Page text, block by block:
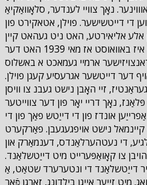
נאָך צוויי לענדער, סלאָוואַקיאַ
די דייטשישער. פוילן, אטאקירט פון
אלע אליאירטע, האט ניט געהאט קיין
שאנס זיך צו פארטיידיקן. היינט איז באוואוסט אז מאי 1939 האט דער
ארמיי געמאכט א באשלוס
דער דייטשער אגרעסיע קעגן פוילן.
זיי האָבן נישט געבנ צו וויסן
פּלאַנז, נאָך דריי יאָר פון דער צווייטער
אונדז פון די דייַטש פאַך פון די
קיינמאל נישט אויפגעגעבן. פאַרקערט
די נעטהערלאַנדס, דענמאַרק און
צו קאָואַפּערייט מיט דייַטשלאַנד.
דייַטשלאַנד די ונטערערד שטאַט, אַ
מיט זייער אייגן בילדונג, זאָרגן פֿאַר